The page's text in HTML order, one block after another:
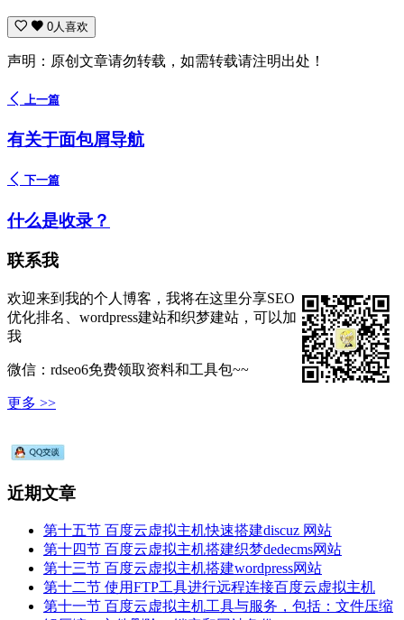
0人喜欢
声明：原创文章请勿转载，如需转载请注明出处！
上一篇
有关于面包屑导航
下一篇
什么是收录？
联系我
欢迎来到我的个人博客，我将在这里分享SEO
优化排名、wordpress建站和织梦建站，可以加
我
微信：rdseo6免费领取资料和工具包~~
更多 >>
近期文章
第十五节 百度云虚拟主机快速搭建discuz 网站
第十四节 百度云虚拟主机搭建织梦dedecms网站
第十三节 百度云虚拟主机搭建wordpress网站
第十二节 使用FTP工具进行远程连接百度云虚拟主机
第十一节 百度云虚拟主机工具与服务，包括：文件压缩